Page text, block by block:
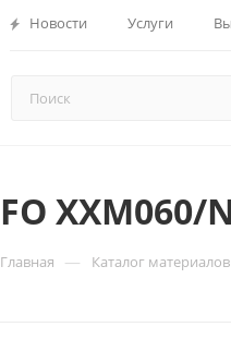
Новости Услуги
FO ХХM060/
Главная — Каталог материалов